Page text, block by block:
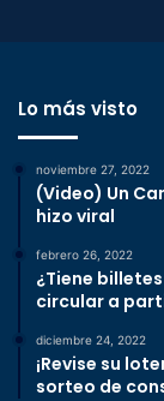
Lo más visto
noviembre 27, 2022
(Video) Un
hizo viral
febrero 26, 2022
¿Tiene
circular a
diciembre 24, 2022
¡Revise su
sorteo de